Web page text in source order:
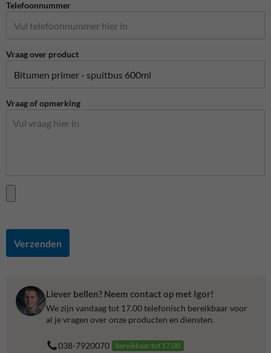
Telefoonnummer
Vraag over product
Vraag of opmerking
Verzenden
Liever bellen? Neem contact op met Igor!
We zijn vandaag tot 17.00 telefonisch bereikbaar voor
al je vragen over onze producten en diensten.
038-7920070 bereikbaar tot 17.00